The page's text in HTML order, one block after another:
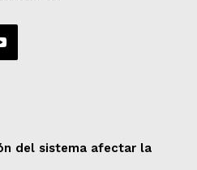
del sistema afectar la